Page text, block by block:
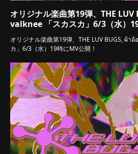
オリジナル楽曲第19弾、THE
valknee 「スカスカ」6/3（水）
オリジナル楽曲第19弾、THE LUV BUGS, ผ้า
カ」6/3（水）19時にMV公開！